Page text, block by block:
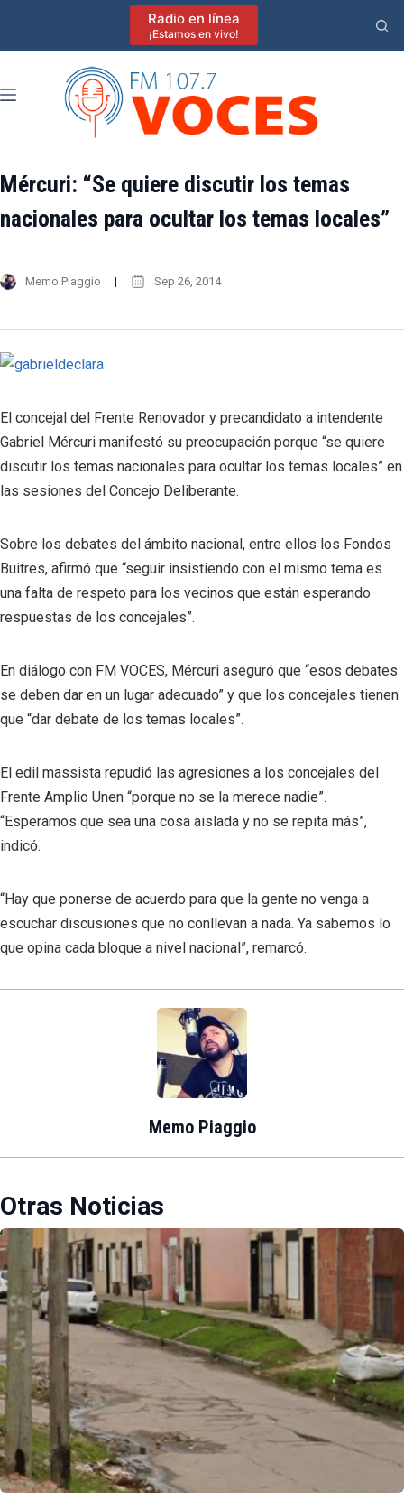
Radio en línea
¡Estamos en vivo!
Mércuri: “Se quiere discutir los temas
nacionales para ocultar los temas locales”
Memo Piaggio Sep 26, 2014
El concejal del Frente Renovador y precandidato a intendente
Gabriel Mércuri manifestó su preocupación porque “se quiere
discutir los temas nacionales para ocultar los temas locales” en
las sesiones del Concejo Deliberante.
Sobre los debates del ámbito nacional, entre ellos los Fondos
Buitres, afirmó que “seguir insistiendo con el mismo tema es
una falta de respeto para los vecinos que están esperando
respuestas de los concejales”.
En diálogo con FM VOCES, Mércuri aseguró que “esos debates
se deben dar en un lugar adecuado” y que los concejales tienen
que “dar debate de los temas locales”.
El edil massista repudió las agresiones a los concejales del
Frente Amplio Unen “porque no se la merece nadie”.
“Esperamos que sea una cosa aislada y no se repita más”,
indicó.
“Hay que ponerse de acuerdo para que la gente no venga a
escuchar discusiones que no conllevan a nada. Ya sabemos lo
que opina cada bloque a nivel nacional”, remarcó.
Memo Piaggio
Otras Noticias